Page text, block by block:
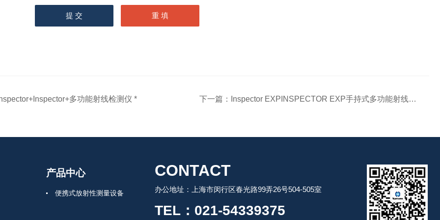
多功能射线检测仪 * 下一篇： Inspector EXPINSPECTOR EXP手持式多功能射线剂量仪 现货
产品中心
便携式放射性测量设备
CONTACT
办公地址：上海市闵行区春光路99弄26号504-505室
TEL：021-54339375